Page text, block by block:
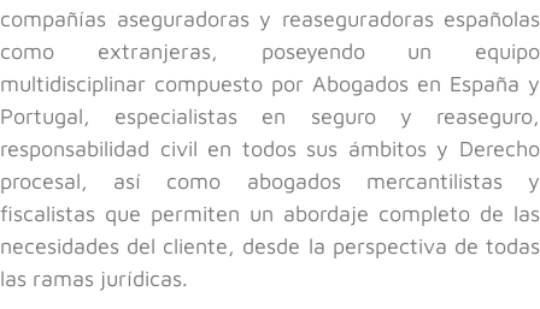
compañías aseguradoras y reaseguradoras españolas
como extranjeras, poseyendo un equipo
multidisciplinar compuesto por Abogados en España y
Portugal, especialistas en seguro y reaseguro,
responsabilidad civil en todos sus ámbitos y Derecho
procesal, así como abogados mercantilistas y
fiscalistas que permiten un abordaje completo de las
necesidades del cliente, desde la perspectiva de todas
las ramas jurídicas.